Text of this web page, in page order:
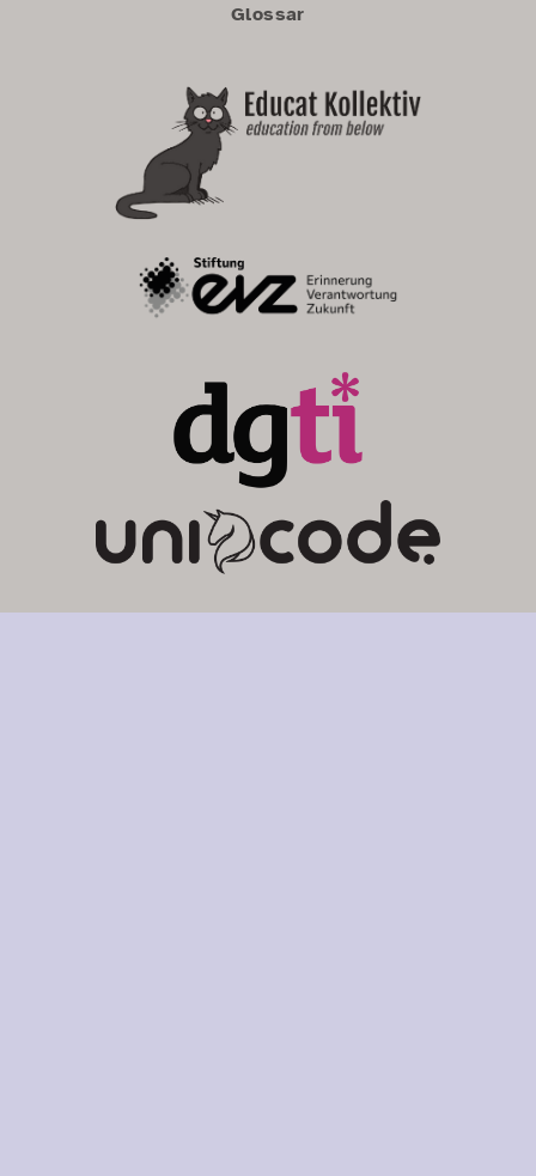
Glossar